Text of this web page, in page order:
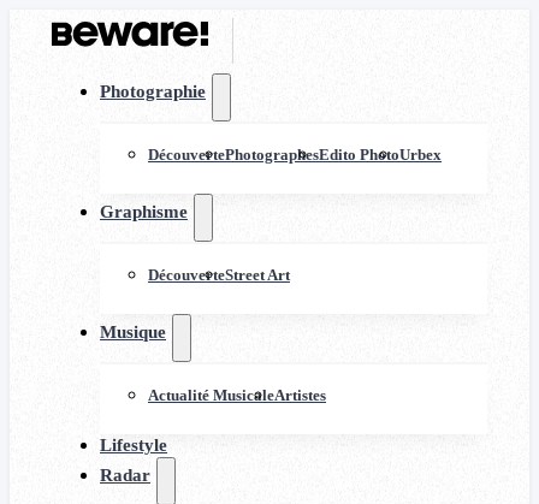
Photographie
DécouvertePhotographesEdito PhotoUrbex
Graphisme
DécouverteStreet Art
Musique
Actualité MusicaleArtistes
Lifestyle
Radar